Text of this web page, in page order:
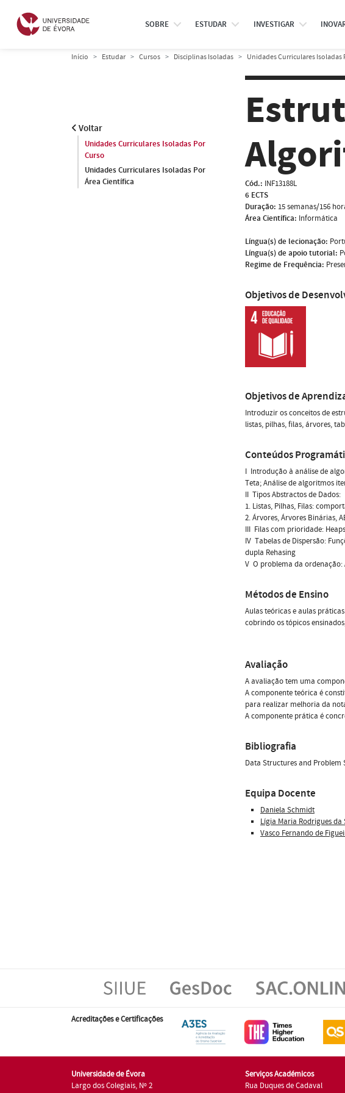
SOBRE ESTUDAR INVESTIGAR
Início Estudar Cursos Disciplinas Isoladas Unidades Curriculares Isoladas
Voltar
Unidades Curriculares Isoladas Por
Curso
Unidades Curriculares Isoladas Por
Área Científica
Cód.: INF13188L
6 ECTS
Duração: 15 semanas/156
Área Científica: Informática
Língua(s) de lecionação:
Língua(s) de apoio tutorial:
Regime de Frequência:
Objetivos de
Objetivos de
Introduzir os conceitos de
listas, pilhas, filas, árvores,
Conteúdos
I  Introdução à análise de
Teta; Análise de algoritmos
II  Tipos Abstractos de Dados:
1. Listas, Pilhas, Filas:
2. Árvores, Árvores Binárias,
III  Filas com prioridade:
IV  Tabelas de Dispersão:
dupla Rehasing
V  O problema da
Métodos de Ensino
Aulas teóricas e aulas
cobrindo os tópicos
Avaliação
A avaliação tem uma
A componente teórica é
para realizar melhoria da
A componente prática é
Bibliografia
Data Structures and Problem
Equipa Docente
Daniela Schmidt
Lígia Maria Rodrigues da
Vasco Fernando de
Acreditações e Certificações
Universidade de Évora
Largo dos Colegiais, Nº 2
Serviços Académicos
Rua Duques de Cadaval